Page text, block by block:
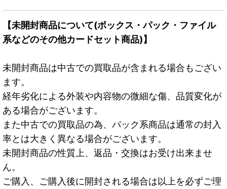
【未開封商品について(ボックス・パック・ファイル
系などのその他カードセット商品)】
未開封商品は中古での買取品が含まれる場合もござい
ます。
経年劣化による外装や内容物の微細な傷、品質変化が
ある場合がございます。
また中古での買取品の為、パック系商品は通常の封入
率とは大きく異なる場合がございます。
未開封商品の性質上、返品・交換はお受け出来ませ
ん。
ご購入、ご購入後に開封される場合は以上を必ずご理